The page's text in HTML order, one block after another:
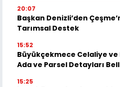
20:07
Başkan Denizli’den
Tarımsal Destek
15:52
Büyükçekmece Celaliye
Ada ve Parsel Detayları
15:25